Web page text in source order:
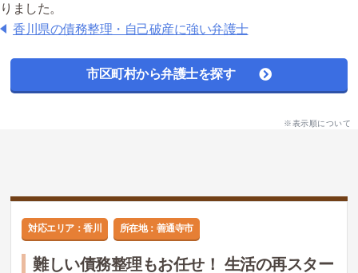
りました。
香川県の債務整理・自己破産に強い弁護士
市区町村から弁護士を探す
※表示順について
対応エリア：香川 所在地：善通寺市
難しい債務整理もお任せ！ 生活の再スター